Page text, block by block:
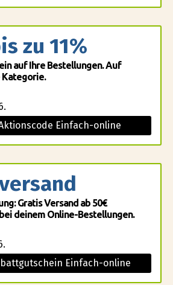
zu 11%
auf Ihre Bestellungen. Auf
Kategorie.
Einfach-online
Gratis Versand ab 50€
deinem Online-Bestellungen.
Einfach-online